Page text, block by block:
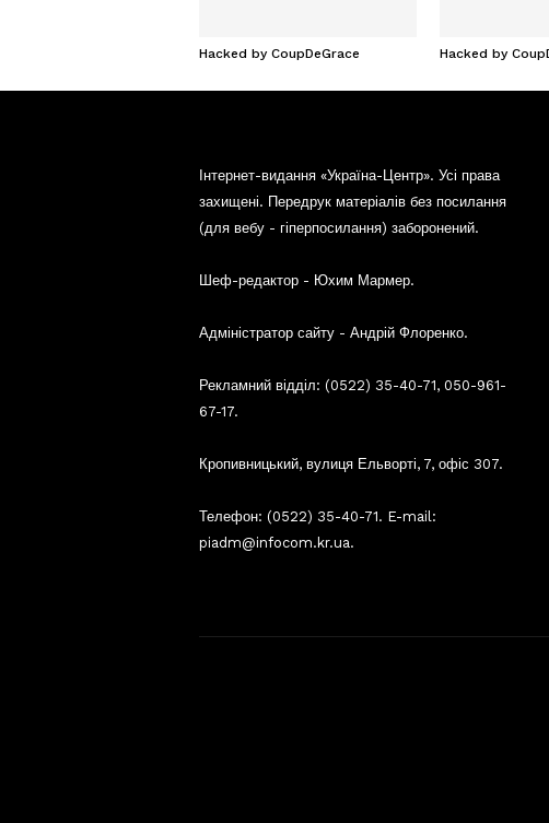
Hacked by CoupDeGrace Hacked by
Інтернет-видання «Україна-Центр». Усі права
захищені. Передрук матеріалів без посилання
(для вебу - гіперпосилання) заборонений.
Шеф-редактор - Юхим Мармер.
Адміністратор сайту - Андрій Флоренко.
Рекламний відділ: (0522) 35-40-71, 050-961-
67-17.
Кропивницький, вулиця Ельворті, 7, офіс 307.
Телефон: (0522) 35-40-71. E-mail:
piadm@infocom.kr.ua.